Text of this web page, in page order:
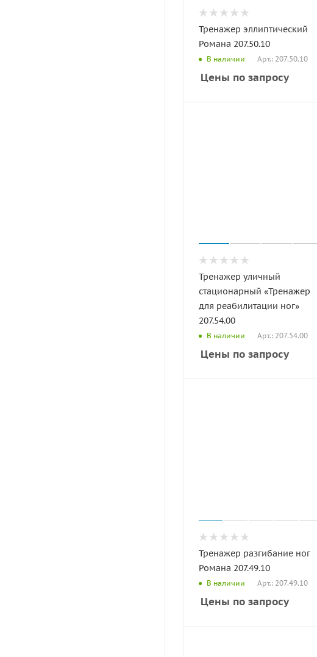
Тренажер эллиптический
Романа 207.50.10
В наличии Арт.: 207.50.10
Цены по запросу
Тренажер уличный
стационарный «Тренажер
для реабилитации ног»
207.54.00
В наличии Арт.: 207.54.00
Цены по запросу
Тренажер разгибание ног
Романа 207.49.10
В наличии Арт.: 207.49.10
Цены по запросу